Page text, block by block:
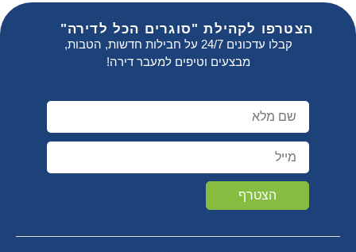
הצטרפו לקהילת "סוגרים הכל לדירה"
קבלו עדכונים 24/7 על חבילות חדשות, הטבות,
מבצעים וטיפים למעבר דירה!
הצטרף